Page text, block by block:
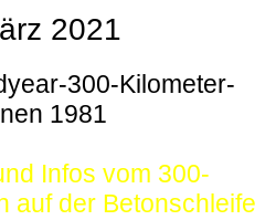
2021
300-Kilometer-
1981
Infos vom 300-
auf der Betonschleife